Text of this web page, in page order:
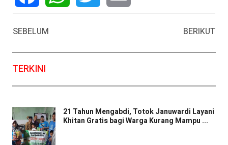
SEBELUM
BERIKUT
TERKINI
21 Tahun Mengabdi, Totok Januwardi Layani
Khitan Gratis bagi Warga Kurang Mampu ...